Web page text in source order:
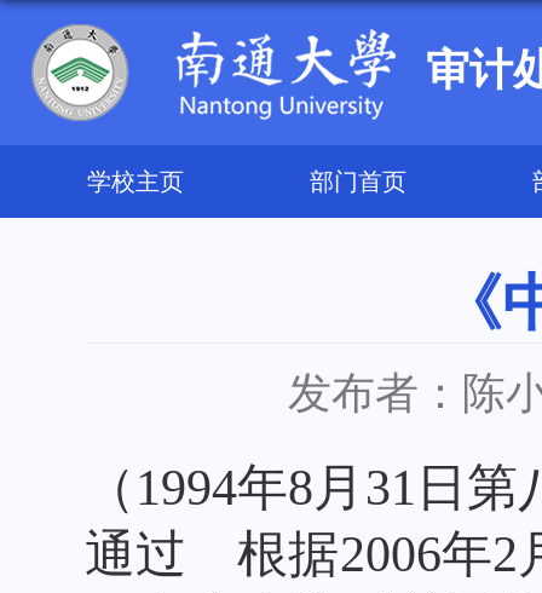
审计
学校主页 部门首页
发布者：陈
（1994年8月 31 日第
通过 根据2006年2